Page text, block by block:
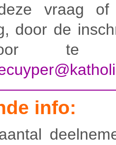
vraag of
door de
te e-
info: